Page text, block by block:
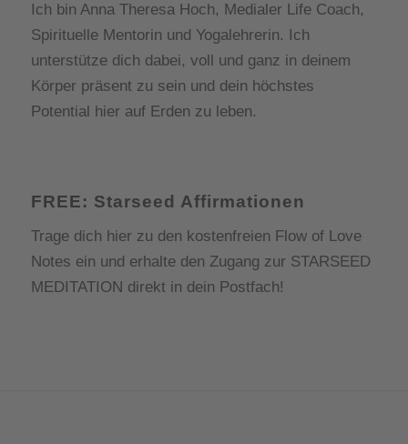
Ich bin Anna Theresa Hoch, Medialer Life Coach,
Spirituelle Mentorin und Yogalehrerin. Ich
unterstütze dich dabei, voll und ganz in deinem
Körper präsent zu sein und dein höchstes
Potential hier auf Erden zu leben.
FREE: Starseed Affirmationen
Trage dich hier zu den kostenfreien Flow of Love
Notes ein und erhalte den Zugang zur STARSEED
MEDITATION direkt in dein Postfach!